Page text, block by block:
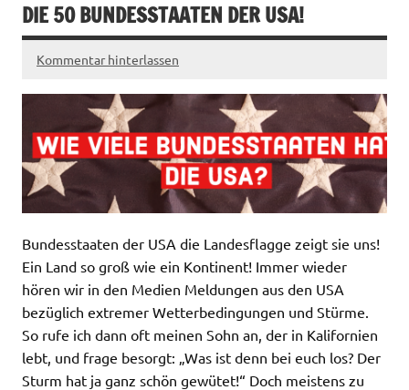
DIE 50 BUNDESSTAATEN DER USA!
Kommentar hinterlassen
Bundesstaaten der USA die Landesflagge zeigt sie uns!
Ein Land so groß wie ein Kontinent! Immer wieder
hören wir in den Medien Meldungen aus den USA
bezüglich extremer Wetterbedingungen und Stürme.
So rufe ich dann oft meinen Sohn an, der in Kalifornien
lebt, und frage besorgt: „Was ist denn bei euch los? Der
Sturm hat ja ganz schön gewütet!“ Doch meistens zu